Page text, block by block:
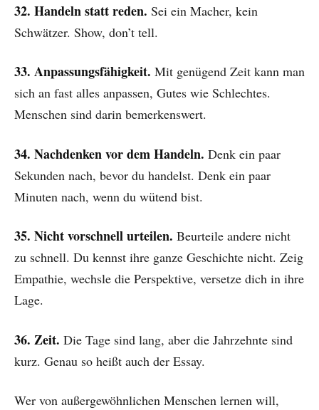
32. Handeln statt reden. Sei ein Macher, kein
Schwätzer. Show, don’t tell.
33. Anpassungsfähigkeit. Mit genügend Zeit kann man
sich an fast alles anpassen, Gutes wie Schlechtes.
Menschen sind darin bemerkenswert.
34. Nachdenken vor dem Handeln. Denk ein paar
Sekunden nach, bevor du handelst. Denk ein paar
Minuten nach, wenn du wütend bist.
35. Nicht vorschnell urteilen. Beurteile andere nicht
zu schnell. Du kennst ihre ganze Geschichte nicht. Zeig
Empathie, wechsle die Perspektive, versetze dich in ihre
Lage.
36. Zeit. Die Tage sind lang, aber die Jahrzehnte sind
kurz. Genau so heißt auch der Essay.
Wer von außergewöhnlichen Menschen lernen will,